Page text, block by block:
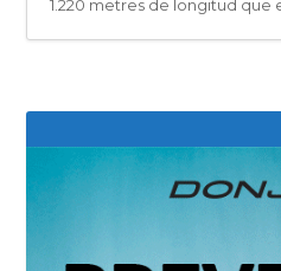
1.220 metres de longitud que